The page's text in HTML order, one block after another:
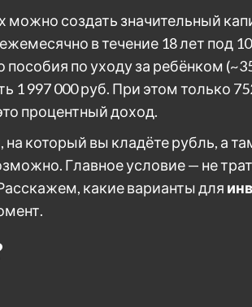
создать значительный
в течение 18 лет под
по уходу за ребёнком
1 997 000 руб. При этом только
процентный доход.
на который вы кладёте рубль, а
Главное условие — не
какие варианты для